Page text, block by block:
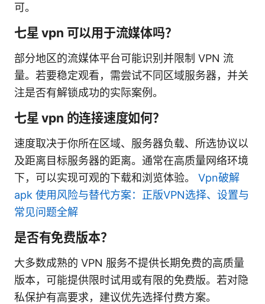
可。
七星 vpn 可以用于流媒体吗？
部分地区的流媒体平台可能识别并限制 VPN 流
量。若要稳定观看，需尝试不同区域服务器，并关
注是否有解锁成功的实际案例。
七星 vpn 的连接速度如何？
速度取决于你所在区域、服务器负载、所选协议以
及距离目标服务器的距离。通常在高质量网络环境
下，可以实现可观的下载和浏览体验。 Vpn破解
apk 使用风险与替代方案：正版VPN选择、设置与
常见问题全解
是否有免费版本？
大多数成熟的 VPN 服务不提供长期免费的高质量
版本，可能提供限时试用或有限的免费版。若对隐
私保护有高要求，建议优先选择付费方案。